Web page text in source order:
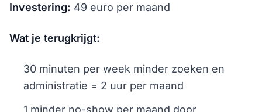
Investering: 49 euro per maand
Wat je terugkrijgt:
30 minuten per week minder zoeken en
administratie = 2 uur per maand
1 minder no-show per maand door